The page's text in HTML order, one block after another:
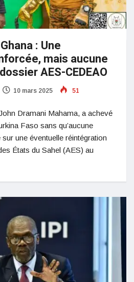
: Une
mais aucune
AES-CEDEAO
10 mars 2025 51
Dramani Mahama, a achevé
Faso sans qu’aucune
une éventuelle réintégration
États du Sahel (AES) au